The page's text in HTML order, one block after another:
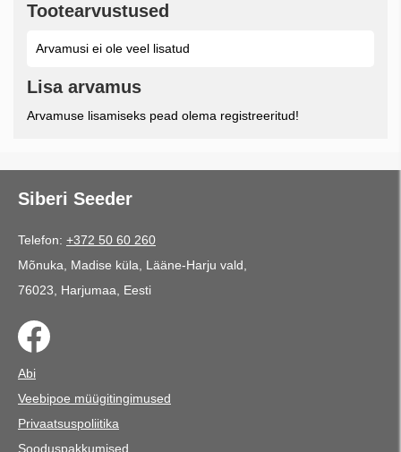
Tootearvustused
Arvamusi ei ole veel lisatud
Lisa arvamus
Arvamuse lisamiseks pead olema registreeritud!
Siberi Seeder
Telefon: +372 50 60 260
Mõnuka, Madise küla, Lääne-Harju vald,
76023, Harjumaa, Eesti
Abi
Veebipoe müügitingimused
Privaatsuspoliitika
Sooduspakkumised